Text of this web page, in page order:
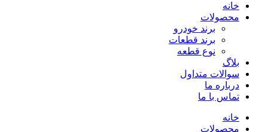
خانه
محصولات
برند خودرو
برند قطعات
نوع قطعه
بلاگ
سوالات متداول
درباره ما
تماس با ما
خانه
محصولات